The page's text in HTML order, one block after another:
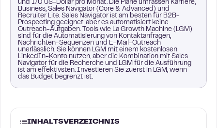
und 170 US-Dollar pro Monat. Die Pläne umfassen Karriere,
Business, Sales Navigator (Core & Advanced) und
Recruiter Lite. Sales Navigator ist am besten für B2B-
Prospecting geeignet, aber es automatisiert keine
Outreach-Aufgaben. Tools wie La Growth Machine (LGM)
sind für die Automatisierung von Kontaktanfragen,
Nachrichten-Sequenzen und E-Mail-Outreach
unerlässlich. Sie können LGM mit einem kostenlosen
LinkedIn-Konto nutzen, aber die Kombination mit Sales
Navigator für die Recherche und LGM für die Ausführung
ist am effektivsten. Investieren Sie zuerst in LGM, wenn
das Budget begrenzt ist.
INHALTSVERZEICHNIS